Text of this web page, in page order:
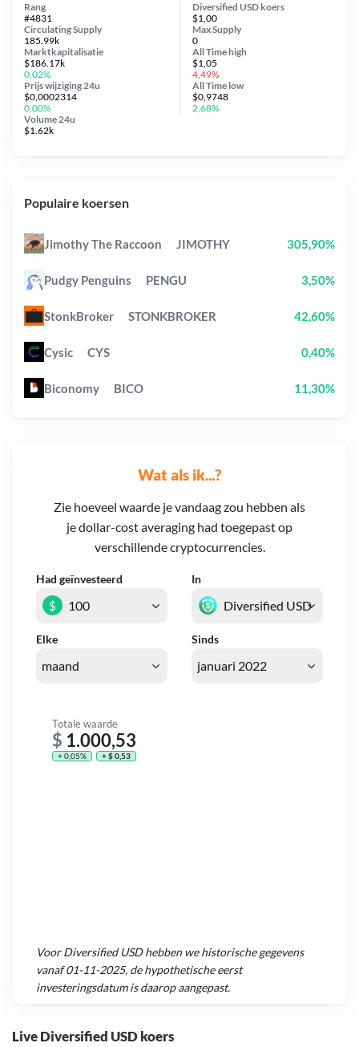
Live Diversified USD koers
Wat als ik...?
Zie hoeveel waarde je vandaag zou hebben als
je dollar-cost averaging had toegepast op
verschillende cryptocurrencies.
Had geïnvesteerd In
Elke Sinds
$
Totale waarde
$ 1.000,53
+ 0,05% + $ 0,53
VoorDiversified USDhebben we historische gegevens
vanaf01-11-2025, de hypothetische eerst
investeringsdatum is daarop aangepast.
Diversified USD koers
$1,00
Circulating Supply
185.99k
Prijs wijziging24u
$0,0002314
0,00%
Max Supply
0
Marktkapitalisatie
$186.17k
0,02%
Volume 24u
$1.62k
Rang
#4831
All Timehigh
$1,05
4,49%
All Time low
$0,9748
2,68%
Populaire koersen
Jimothy The Raccoon JIMOTHY 305,90%
Pudgy Penguins PENGU 3,50%
StonkBroker STONKBROKER 42,60%
Cysic CYS 0,40%
Biconomy BICO 11,30%